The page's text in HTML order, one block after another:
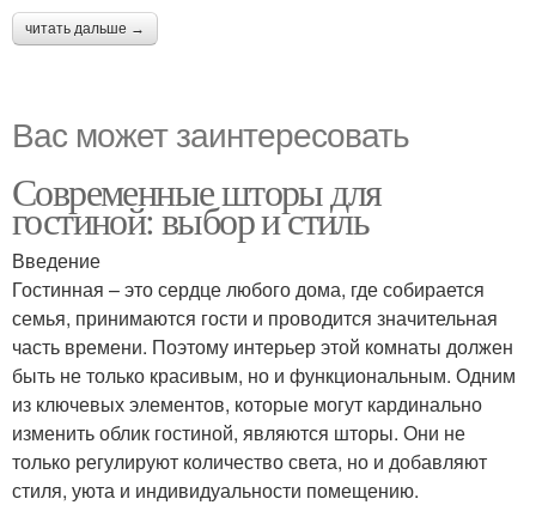
читать дальше →
Вас может заинтересовать
Современные шторы для
гостиной: выбор и стиль
Введение
Гостинная – это сердце любого дома, где собирается
семья, принимаются гости и проводится значительная
часть времени. Поэтому интерьер этой комнаты должен
быть не только красивым, но и функциональным. Одним
из ключевых элементов, которые могут кардинально
изменить облик гостиной, являются шторы. Они не
только регулируют количество света, но и добавляют
стиля, уюта и индивидуальности помещению.